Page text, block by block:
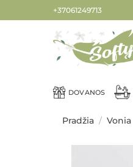
to
+37061249713
DOVANOS
Pradžia / Vonia